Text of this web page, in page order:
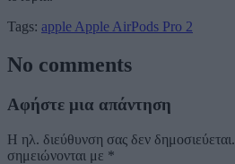
Tags: apple Apple AirPods Pro 2
No comments
Αφήστε μια απάντηση
Η ηλ. διεύθυνση σας δεν δημοσιεύεται.
σημειώνονται με *